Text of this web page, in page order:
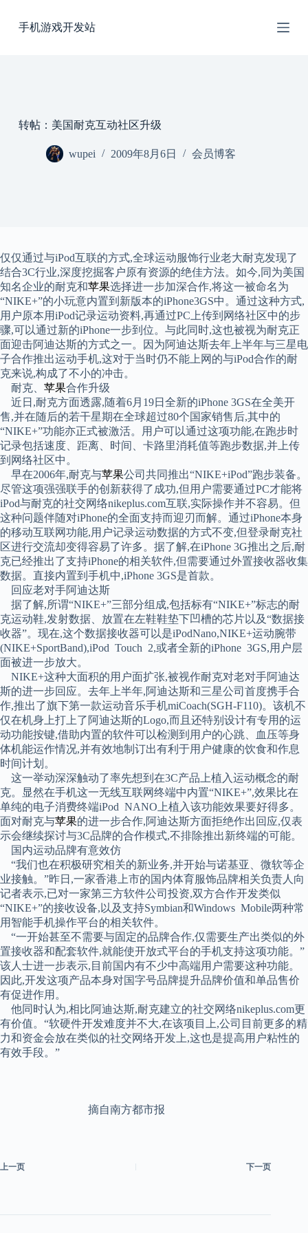
过
手机游戏开发站
转帖：美国耐克互动社区升级
wupei 2009年8月6日 会员博客
仅仅通过与iPod互联的方式,全球运动服饰行业老大耐克发现了
结合3C行业,深度挖掘客户原有资源的绝佳方法。如今,同为美国
知名企业的耐克和苹果选择进一步加深合作,将这一被命名为
“NIKE+”的小玩意内置到新版本的iPhone3GS中。通过这种方式,
用户原本用iPod记录运动资料,再通过PC上传到网络社区中的步
骤,可以通过新的iPhone一步到位。与此同时,这也被视为耐克正
面迎击阿迪达斯的方式之一。因为阿迪达斯去年上半年与三星电
子合作推出运动手机,这对于当时仍不能上网的与iPod合作的耐
克来说,构成了不小的冲击。
耐克、 苹果合作升级
近日,耐克方面透露,随着6月19日全新的iPhone 3GS在全美开
售,并在随后的若干星期在全球超过80个国家销售后,其中的
“NIKE+”功能亦正式被激活。用户可以通过这项功能,在跑步时
记录包括速度、距离、时间、卡路里消耗值等跑步数据,并上传
到网络社区中。
早在2006年,耐克与苹果公司共同推出“NIKE+iPod”跑步装备。
尽管这项强强联手的创新获得了成功,但用户需要通过PC才能将
iPod与耐克的社交网络nikeplus.com互联,实际操作并不容易。但
这种问题伴随对iPhone的全面支持而迎刃而解。通过iPhone本身
的移动互联网功能,用户记录运动数据的方式不变,但登录耐克社
区进行交流却变得容易了许多。据了解,在iPhone 3G推出之后,耐
克已经推出了支持iPhone的相关软件,但需要通过外置接收器收集
数据。直接内置到手机中,iPhone 3GS是首款。
回应老对手阿迪达斯
据了解,所谓“NIKE+”三部分组成,包括标有“NIKE+”标志的耐
克运动鞋,发射数据、放置在左鞋鞋垫下凹槽的芯片以及“数据接
收器”。现在,这个数据接收器可以是iPodNano,NIKE+运动腕带
(NIKE+SportBand),iPod Touch 2,或者全新的iPhone 3GS,用户层
面被进一步放大。
NIKE+这种大面积的用户面扩张,被视作耐克对老对手阿迪达
斯的进一步回应。去年上半年,阿迪达斯和三星公司首度携手合
作,推出了旗下第一款运动音乐手机miCoach(SGH-F110)。该机不
仅在机身上打上了阿迪达斯的Logo,而且还特别设计有专用的运
动功能按键,借助内置的软件可以检测到用户的心跳、血压等身
体机能运作情况,并有效地制订出有利于用户健康的饮食和作息
时间计划。
这一举动深深触动了率先想到在3C产品上植入运动概念的耐
克。显然在手机这一无线互联网终端中内置“NIKE+”,效果比在
单纯的电子消费终端iPod NANO上植入该功能效果要好得多。
面对耐克与苹果的进一步合作,阿迪达斯方面拒绝作出回应,仅表
示会继续探讨与3C品牌的合作模式,不排除推出新终端的可能。
国内运动品牌有意效仿
“我们也在积极研究相关的新业务,并开始与诺基亚、微软等企
业接触。”昨日,一家香港上市的国内体育服饰品牌相关负责人向
记者表示,已对一家第三方软件公司投资,双方合作开发类似
“NIKE+”的接收设备,以及支持Symbian和Windows Mobile两种常
用智能手机操作平台的相关软件。
“一开始甚至不需要与固定的品牌合作,仅需要生产出类似的外
置接收器和配套软件,就能使开放式平台的手机支持这项功能。”
该人士进一步表示,目前国内有不少中高端用户需要这种功能。
因此,开发这项产品本身对国字号品牌提升品牌价值和单品售价
有促进作用。
他同时认为,相比阿迪达斯,耐克建立的社交网络nikeplus.com更
有价值。“软硬件开发难度并不大,在该项目上,公司目前更多的精
力和资金会放在类似的社交网络开发上,这也是提高用户粘性的
有效手段。”
摘自南方都市报
上一页 下一页